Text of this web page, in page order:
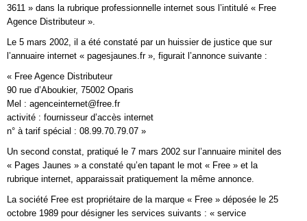
3611 » dans la rubrique professionnelle internet sous l’intitulé « Free
Agence Distributeur ».
Le 5 mars 2002, il a été constaté par un huissier de justice que sur
l’annuaire internet « pagesjaunes.fr », figurait l’annonce suivante :
« Free Agence Distributeur
90 rue d’Aboukier, 75002 Oparis
Mel : agenceinternet@free.fr
activité : fournisseur d’accès internet
n° à tarif spécial : 08.99.70.79.07 »
Un second constat, pratiqué le 7 mars 2002 sur l’annuaire minitel des
« Pages Jaunes » a constaté qu’en tapant le mot « Free » et la
rubrique internet, apparaissait pratiquement la même annonce.
La société Free est propriétaire de la marque « Free » déposée le 25
octobre 1989 pour désigner les services suivants : « service